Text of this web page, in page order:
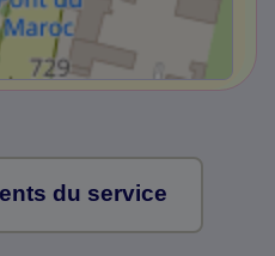
du service